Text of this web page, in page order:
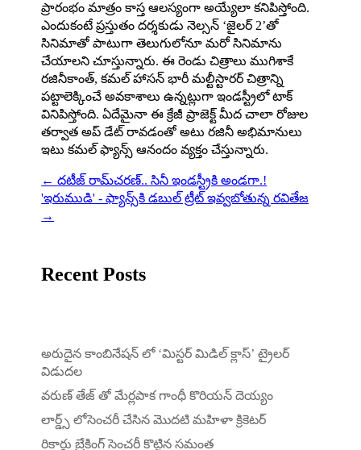
ప్రారంభం మాత్రం కాస్త ఆలస్యంగా అయ్యేలా కనిపిస్తోంది.
ఎందుకంటే ప్రస్తుతం దర్శకుడు నెల్సన్ ‘జైలర్ 2’తో
సినిమాతో పాటుగా తెలుగులోనూ మరో సినిమాను
చేయాలని చూస్తున్నారు. ఈ రెండు చిత్రాలు ముగిశాకే
రజినీకాంత్, కమల్ హాసన్ భారీ మల్టీస్టారర్ చిత్రాన్ని
పట్టాలెక్కించే అవకాశాలు ఉన్నట్లుగా ఇండస్ట్రీలో టాక్
వినిపిస్తోంది. ఏదేమైనా ఈ క్రేజీ ప్రాజెక్ట్ మీద చాలా రోజుల
తర్వాత అప్ డేట్ రావడంతో అటు రజినీ అభిమానులు
ఇటు కమల్ ఫ్యాన్స్ ఆనందం వ్యక్తం చేస్తున్నారు.
←దటీజ్ రామ్‌చరణ్.. సినీ ఇండస్ట్రీకి అండగా.!
'ఇరుముడి' - ఫ్యాన్స్‌కి డ‌బుల్ ట్రీట్ ఇవ్వ‌బోతున్న రవితేజ
→
Recent Posts
అరుదైన కాంబినేషన్ లో ‘మిస్టర్ మిడిల్ క్లాస్’ ట్రైలర్
విడుదల
వరుణ్ తేజ్ తో మేర్లపాక గాంధీ కొరియన్ దెయ్యం
లార్డ్స్ లోసెంచరీ చేసిన మొదటి మహిళా క్రికెటర్
రికార్డు బ్రేకింగ్ సెంచరీ కొట్టిన సమంత